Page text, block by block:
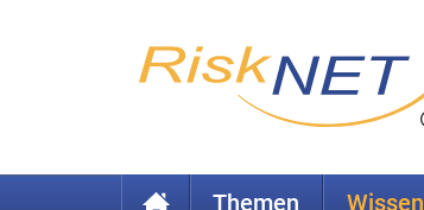
Themen Wissen